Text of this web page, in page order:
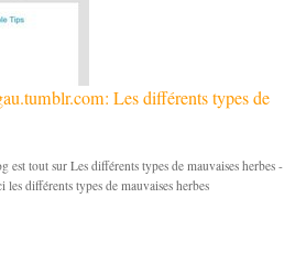
Les différents types de
tout sur Les différents types de mauvaises herbes -
les différents types de mauvaises herbes